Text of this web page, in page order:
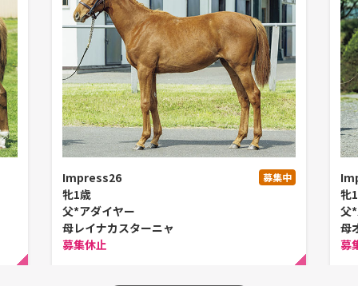
募集中
Impress26
牝1歳
父*アダイヤー
母レイナカスターニャ
募集休止
牝
父
母
募